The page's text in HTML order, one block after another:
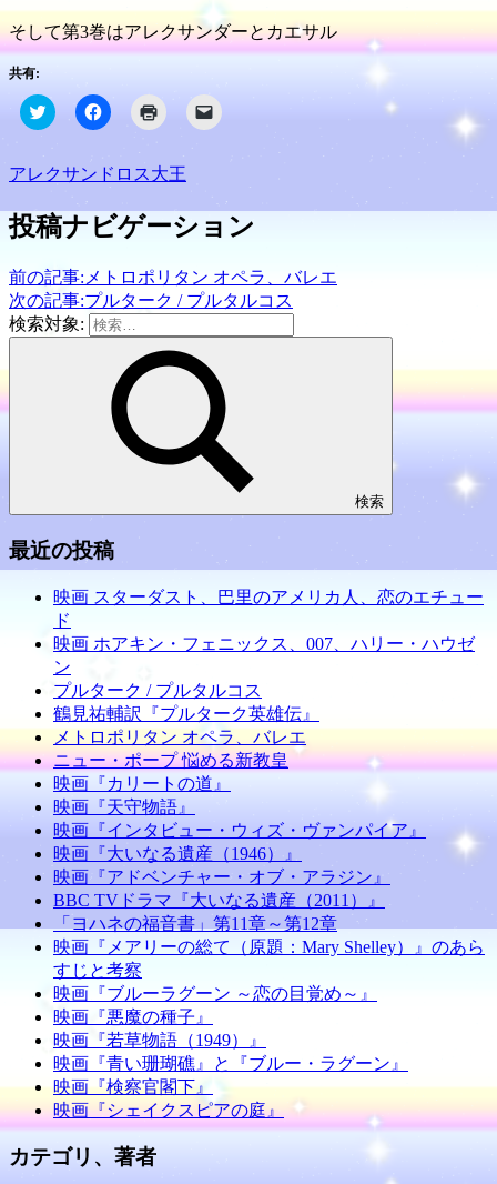
そして第3巻はアレクサンダーとカエサル
共有:
ク
リ
し
て
で
共
有
し
い
ウ
ィ
ン
ド
Facebook
で
す
る
は
ク
リ
ク
し
て
く
だ
さ
し
い
ウ
ィ
き
す)
ク
リ
し
て
刷
(新
ウ
ィ
ン
ド
で
開
き
ク
リ
達
に
メ
ル
で
リ
ン
を
信
(新
し
い
ウ
ィ
ン
ド
ウ
開
す)
アレクサンドロス大王
投稿ナビゲーション
前の記事: メトロポリタン オペラ、バレエ
次の記事:プルターク / プルタルコス
検索対象:
検索
最近の投稿
映画 スターダスト、巴里のアメリカ人、恋のエチュー
ド
映画 ホアキン・フェニックス、007、ハリー・ハウゼ
ン
プルターク / プルタルコス
鶴見祐輔訳『プルターク英雄伝』
メトロポリタン オペラ、バレエ
ニュー・ポープ 悩める新教皇
映画『カリートの道』
映画『天守物語』
映画『インタビュー・ウィズ・ヴァンパイア』
映画『大いなる遺産（1946）』
映画『アドベンチャー・オブ・アラジン』
BBC TVドラマ『大いなる遺産（2011）』
「ヨハネの福音書」第11章～第12章
映画『メアリーの総て（原題：Mary Shelley）』のあら
すじと考察
映画『ブルーラグーン ～恋の目覚め～』
映画『悪魔の種子』
映画『若草物語（1949）』
映画『青い珊瑚礁』と『ブルー・ラグーン』
映画『検察官閣下』
映画『シェイクスピアの庭』
カテゴリ、著者